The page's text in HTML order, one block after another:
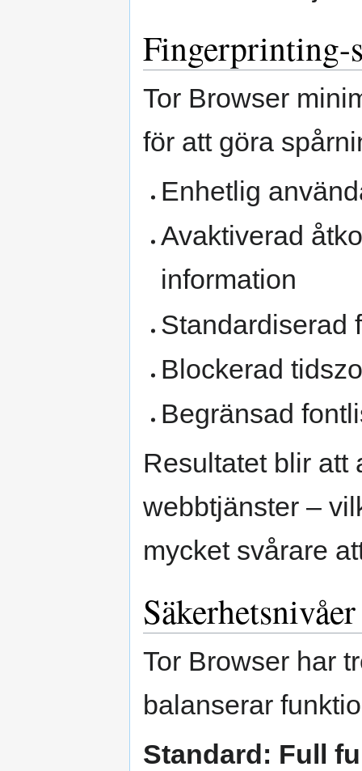
Fingerprinting-
Tor Browser
för att göra
Enhetlig
Avaktiverad
information
Standardiserad
Blockerad
Begränsad
Resultatet blir att
webbtjänster –
mycket svårare
Säkerhetsnivåer
Tor Browser har
balanserar
Standard: Full